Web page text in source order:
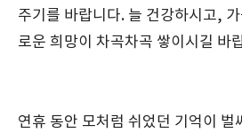
주기를 바랍니다. 늘 건강하시고,
로운 희망이 차곡차곡 쌓이시길 바
연휴 동안 모처럼 쉬었던 기억이